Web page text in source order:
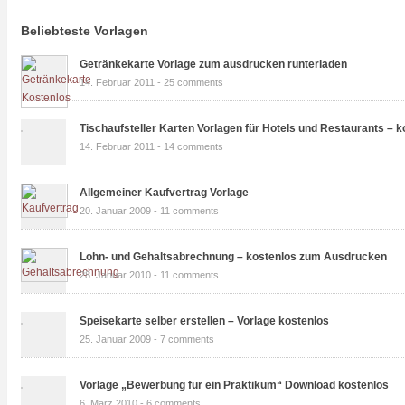
Beliebteste Vorlagen
Getränkekarte Vorlage zum ausdrucken runterladen
14. Februar 2011 - 25 comments
Tischaufsteller Karten Vorlagen für Hotels und Restaurants –
14. Februar 2011 - 14 comments
Allgemeiner Kaufvertrag Vorlage
20. Januar 2009 - 11 comments
Lohn- und Gehaltsabrechnung – kostenlos zum Ausdrucken
28. Januar 2010 - 11 comments
Speisekarte selber erstellen – Vorlage kostenlos
25. Januar 2009 - 7 comments
Vorlage „Bewerbung für ein Praktikum“ Download kostenlos